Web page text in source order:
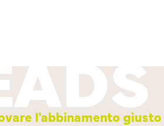
l'abbinamento